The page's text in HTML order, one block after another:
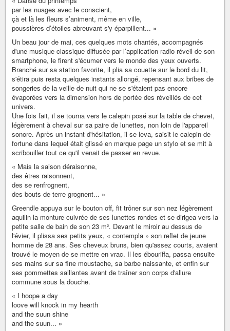
par les nuages avec le conscient,
çà et là les fleurs s’animent, même en ville,
poussières d’étoiles abreuvant s'y éparpillent... »
Un beau jour de mai, ces quelques mots chantés, accompagnés
d'une musique classique diffusée par l’application radio-réveil de son
smartphone, le firent s'écumer vers le monde des yeux ouverts.
Branché sur sa station favorite, il plia sa couette sur le bord du lit,
s'étira puis resta quelques instants allongé, repensant aux bribes de
songeries de la veille de nuit qui ne se s'étaient pas encore
évaporées vers la dimension hors de portée des réveillés de cet
univers.
Une fois fait, il se tourna vers le calepin posé sur la table de chevet,
légèrement à cheval sur sa paire de lunettes, non loin de l'appareil
sonore. Après un instant d'hésitation, il se leva, saisit le calepin de
fortune dans lequel était glissé en marque page un stylo et se mit à
scribouiller tout ce qu'il venait de passer en revue.
« Mais la saison déraisonne,
des êtres raisonnent,
des se renfrognent,
des bouts de terre grognent... »
Greendle appuya sur le bouton off, fit trôner sur son nez légèrement
aquilin la monture cuivrée de ses lunettes rondes et se dirigea vers la
petite salle de bain de son 23 m². Devant le miroir au dessus de
l'évier, il plissa ses petits yeux, « contempla » son reflet de jeune
homme de 28 ans. Ses cheveux bruns, bien qu'assez courts, avaient
trouvé le moyen de se mettre en vrac. Il les ébouriffa, passa ensuite
ses mains sur sa fine moustache, sa barbe naissante, et enfin sur
ses pommettes saillantes avant de traîner son corps d'allure
commune sous la douche.
« I hoope a day
loove will knock in my hearth
and the suun shine
and the suun... »